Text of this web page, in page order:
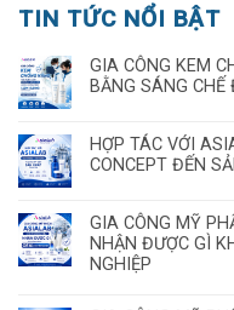
TIN TỨC NỔI BẬT
GIA CÔNG KEM
BẰNG SÁNG
HỢP TÁC VỚI
CONCEPT ĐẾN
GIA CÔNG MỸ
NHẬN ĐƯỢC GÌ
NGHIỆP